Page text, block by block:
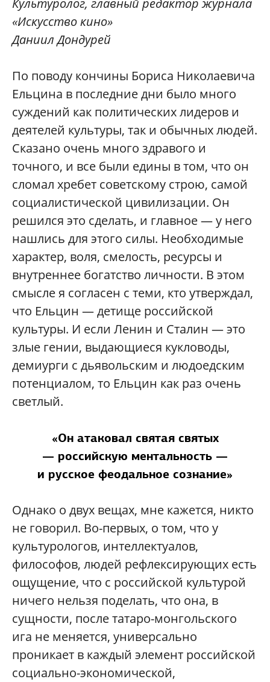
Культуролог, главный редактор журнала
«Искусство кино»
Даниил Дондурей
По поводу кончины Бориса Николаевича
Ельцина в последние дни было много
суждений как политических лидеров и
деятелей культуры, так и обычных людей.
Сказано очень много здравого и
точного, и все были едины в том, что он
сломал хребет советскому строю, самой
социалистической цивилизации. Он
решился это сделать, и главное — у него
нашлись для этого силы. Необходимые
характер, воля, смелость, ресурсы и
внутреннее богатство личности. В этом
смысле я согласен с теми, кто утверждал,
что Ельцин — детище российской
культуры. И если Ленин и Сталин — это
злые гении, выдающиеся кукловоды,
демиурги с дьявольским и людоедским
потенциалом, то Ельцин как раз очень
светлый.
«Он атаковал святая святых
— российскую ментальность —
и русское феодальное сознание»
Однако о двух вещах, мне кажется, никто
не говорил. Во-первых, о том, что у
культурологов, интеллектуалов,
философов, людей рефлексирующих есть
ощущение, что с российской культурой
ничего нельзя поделать, что она, в
сущности, после татаро-монгольского
ига не меняется, универсально
проникает в каждый элемент российской
социально-экономической,